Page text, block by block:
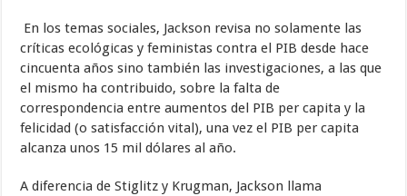
En los temas sociales, Jackson revisa no solamente las
críticas ecológicas y feministas contra el PIB desde hace
cincuenta años sino también las investigaciones, a las que
el mismo ha contribuido, sobre la falta de
correspondencia entre aumentos del PIB per capita y la
felicidad (o satisfacción vital), una vez el PIB per capita
alcanza unos 15 mil dólares al año.
A diferencia de Stiglitz y Krugman, Jackson llama